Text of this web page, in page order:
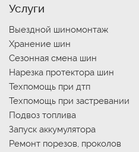
Услуги
Выездной шиномонтаж
Хранение шин
Сезонная смена шин
Нарезка протектора шин
Техпомощь при дтп
Техпомощь при застревании
Подвоз топлива
Запуск аккумулятора
Ремонт порезов, проколов